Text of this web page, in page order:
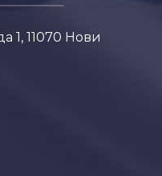
1, 11070 Нови